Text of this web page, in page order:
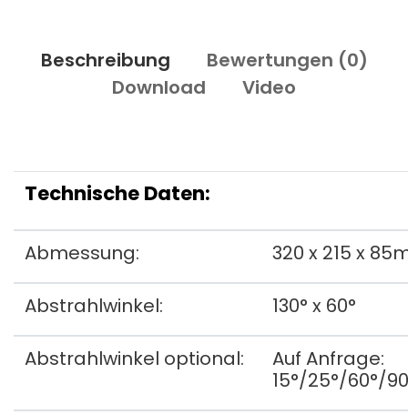
Beschreibung Bewertungen (0)
Download
Video
Technische Daten:
Abmessung: 320 x 215 x
Abstrahlwinkel: 130° x 60°
Abstrahlwinkel optional:
Auf Anfrage:
15°/25°/60°/